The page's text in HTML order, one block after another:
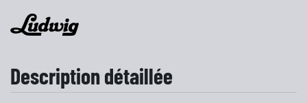
Description détaillée